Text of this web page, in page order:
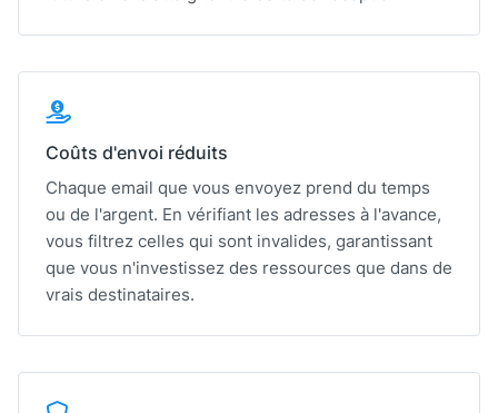
Coûts d'envoi réduits
Chaque email que vous envoyez prend du temps
ou de l'argent. En vérifiant les adresses à l'avance,
vous filtrez celles qui sont invalides, garantissant
que vous n'investissez des ressources que dans de
vrais destinataires.